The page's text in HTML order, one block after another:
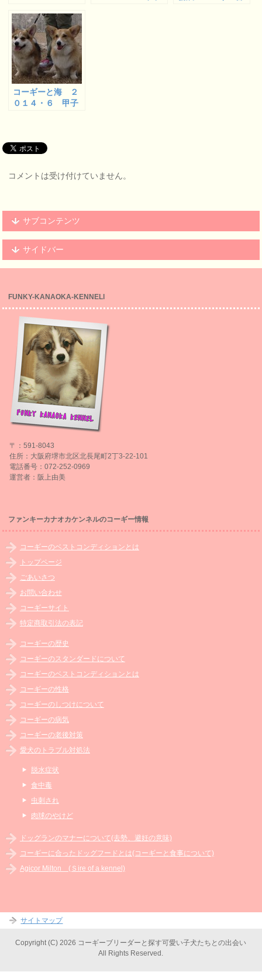
コーギーと海 ２
０１４・６ 甲子
コメントは受け付けていません。
サブコンテンツ
サイドバー
FUNKY-KANAOKA-KENNELl
〒：591-8043
住所：大阪府堺市北区北長尾町2丁3-22-101
電話番号：072-252-0969
運営者：阪上由美
ファンキーカナオカケンネルのコーギー情報
コーギーのベストコンディションとは
トップページ
ごあいさつ
お問い合わせ
コーギーサイト
特定商取引法の表記
コーギーの歴史
コーギーのスタンダードについて
コーギーのベストコンディションとは
コーギーの性格
コーギーのしつけについて
コーギーの病気
コーギーの老後対策
愛犬のトラブル対処法
脱水症状
食中毒
虫刺され
肉球のやけど
ドッグランのマナーについて(去勢、避妊の意味)
コーギーに合ったドッグフードとは(コーギーと食事について)
Agicor Milton (Ｓire of a kennel)
サイトマップ
Copyright (C) 2026 コーギーブリーダーと探す可愛い子犬たちとの出会い
All Rights Reserved.